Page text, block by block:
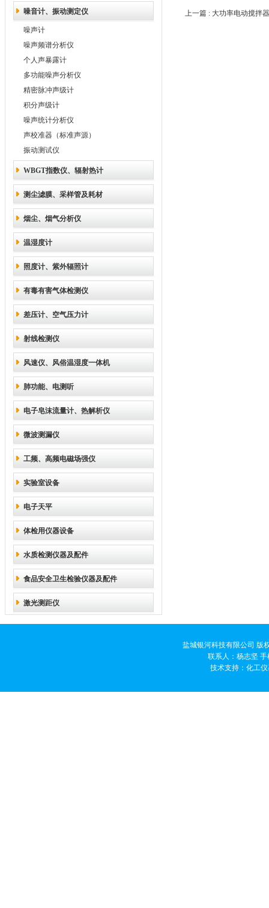
噪音计、振动测定仪
噪声计
噪声频谱分析仪
个人声暴露计
多功能噪声分析仪
精密脉冲声级计
积分声级计
噪声统计分析仪
声校准器（标准声源）
振动测试仪
WBGT指数仪、辐射热计
测尘滤膜、采样管及耗材
烟尘、烟气分析仪
温湿度计
照度计、紫外辐照计
有毒有害气体检测仪
差压计、空气压力计
射线检测仪
风速仪、风俗温湿度一体机
肺功能、电测听
电子皂沫流量计、热解析仪
微波测漏仪
工频、高频电磁场强仪
实验室设备
电子天平
体检用仪器设备
水质检测仪器及配件
食品安全卫生检验仪器及配件
激光测距仪
上一篇 : 大功率电动搅拌器
盐城银河科技有限公司 版
联系人：杨志坚 手
技术支持： 化工